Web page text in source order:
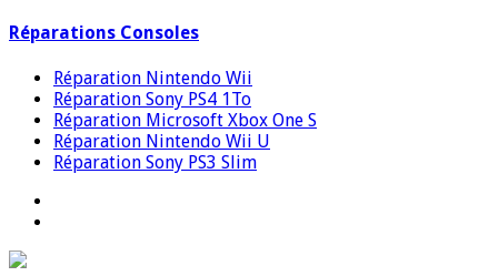
Réparations Consoles
Réparation Nintendo Wii
Réparation Sony PS4 1To
Réparation Microsoft Xbox One S
Réparation Nintendo Wii U
Réparation Sony PS3 Slim